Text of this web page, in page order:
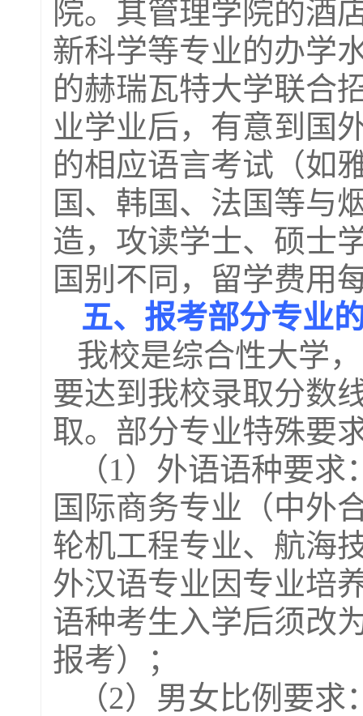
院。其管理学院的酒
新科学等专业的办学
的赫瑞瓦特大学联合
业学业后，有意到国
的相应语言考试（如
国、韩国、法国等与
造，攻读学士、硕士
国别不同，留学费用
五、报考部分专业
我校是综合性大学
要达到我校录取分数
取。部分专业特殊要
（1）外语语种要求
国际商务专业（中外
轮机工程专业、航海
外汉语专业因专业培
语种考生入学后须改
报考）；
（2）男女比例要求